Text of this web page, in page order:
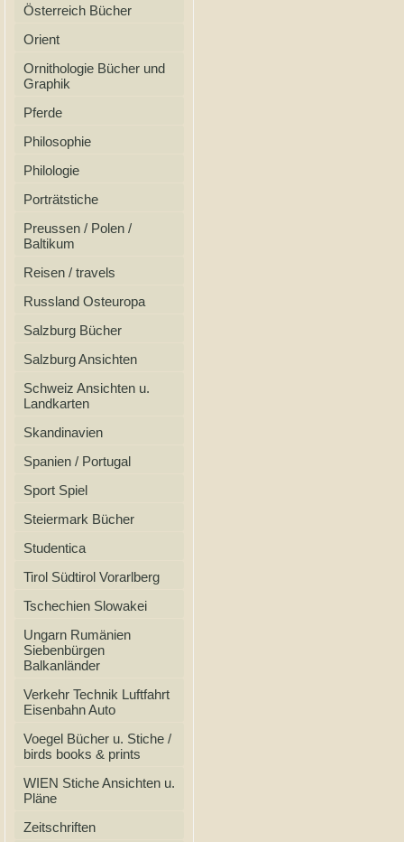
Österreich Bücher
Orient
Ornithologie Bücher und
Graphik
Pferde
Philosophie
Philologie
Porträtstiche
Preussen / Polen /
Baltikum
Reisen / travels
Russland Osteuropa
Salzburg Bücher
Salzburg Ansichten
Schweiz Ansichten u.
Landkarten
Skandinavien
Spanien / Portugal
Sport Spiel
Steiermark Bücher
Studentica
Tirol Südtirol Vorarlberg
Tschechien Slowakei
Ungarn Rumänien
Siebenbürgen
Balkanländer
Verkehr Technik Luftfahrt
Eisenbahn Auto
Voegel Bücher u. Stiche /
birds books & prints
WIEN Stiche Ansichten u.
Pläne
Zeitschriften